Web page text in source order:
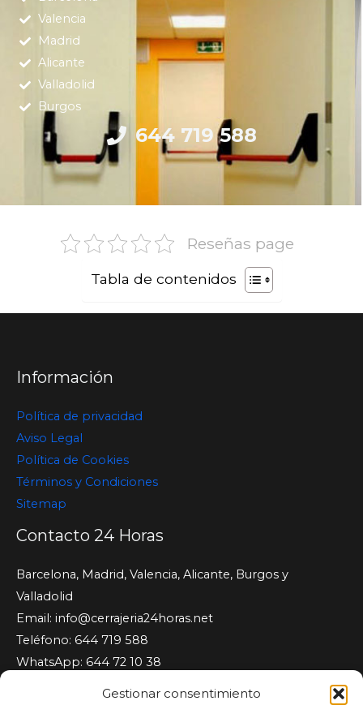
Gestionar consentimiento
Valencia
Madrid
Alicante
Valladolid
Burgos
644 719 588
Reseñas page
Tabla de contenidos
Información
Política de privacidad
Aviso Legal
Política de Cookies
Términos y Condiciones
Sitemap
Contacto 24 Horas
Barcelona, Madrid, Valencia, Alicante, Burgos y
Valladolid
Email: info@cerrajeria24horas.net
Teléfono: 644 719 588
WhatsApp: 644 72 10 38
Cerrajeria24horas.net